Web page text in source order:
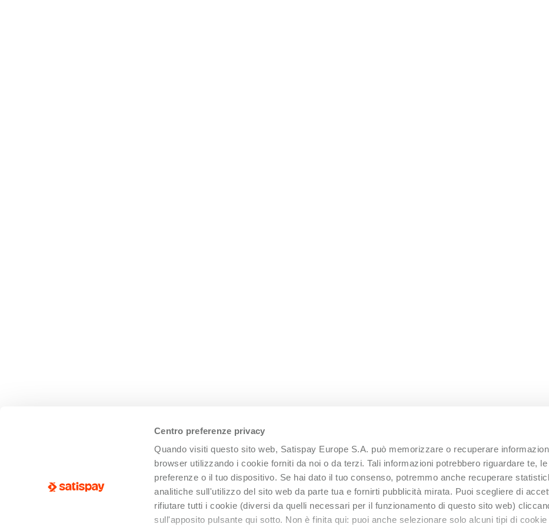
Centro preferenze privacy
Quando visiti questo sito web, Satispay Europe S.A. può memorizzare o recuperare
browser utilizzando i cookie forniti da noi o da terzi. Tali informazioni potrebbero riguardare te, le
preferenze o il tuo dispositivo. Se hai dato il tuo consenso, potremmo anche recuperare
analitiche sull'utilizzo del sito web da parte tua e fornirti pubblicità mirata. Puoi scegliere di
rifiutare tutti i cookie (diversi da quelli necessari per il funzionamento di questo sito web)
sull'apposito pulsante qui sotto. Non è finita qui: puoi anche selezionare solo alcuni tipi di cookie